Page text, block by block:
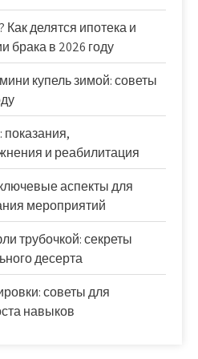
делятся ипотека и
брака в 2026 году
купель зимой: советы
показания,
и реабилитация
аспекты для
мероприятий
трубочкой: секреты
десерта
советы для
навыков